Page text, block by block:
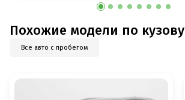
Похожие модели по кузову
Все авто с пробегом